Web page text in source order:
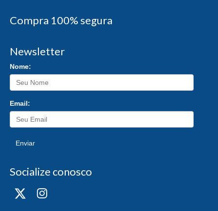
Compra 100% segura
Newsletter
Nome:
Email:
Enviar
Socialize conosco